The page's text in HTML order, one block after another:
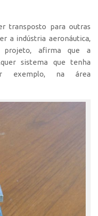
transposto para outras
a indústria aeronáutica,
projeto, afirma que a
sistema que tenha
exemplo, na área